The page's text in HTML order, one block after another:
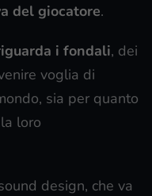
del giocatore.
i fondali, dei
voglia di
sia per quanto
loro
design, che va